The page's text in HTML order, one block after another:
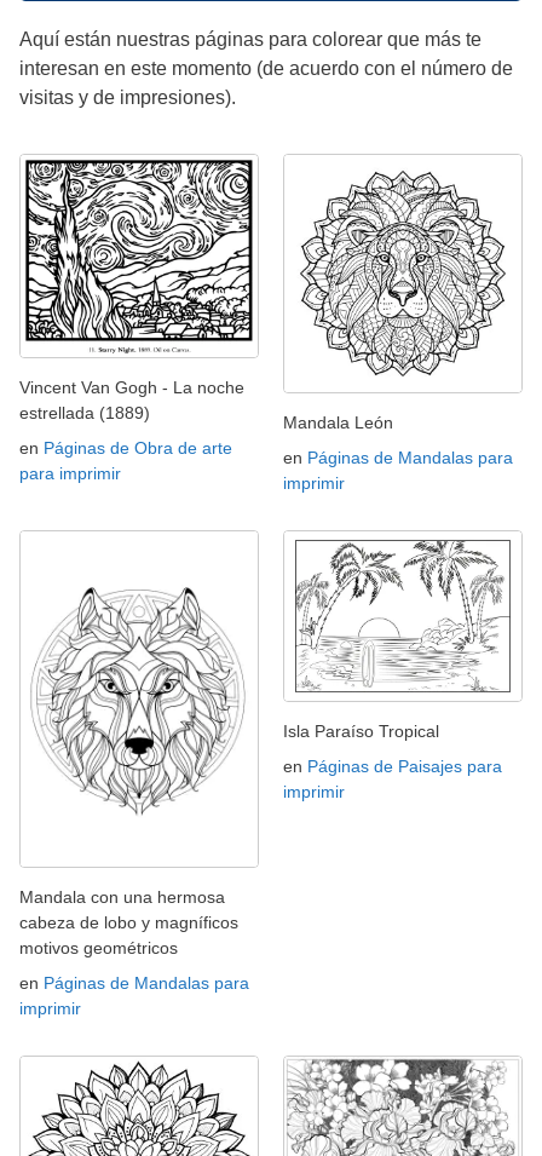
Aquí están nuestras páginas para colorear que más te
interesan en este momento (de acuerdo con el número de
visitas y de impresiones).
Vincent Van Gogh - La noche
estrellada (1889)
en Páginas de Obra de arte
para imprimir
Mandala León
en Páginas de Mandalas para
imprimir
Mandala con una hermosa
cabeza de lobo y magníficos
motivos geométricos
en Páginas de Mandalas para
imprimir
Isla Paraíso Tropical
en Páginas de Paisajes para
imprimir